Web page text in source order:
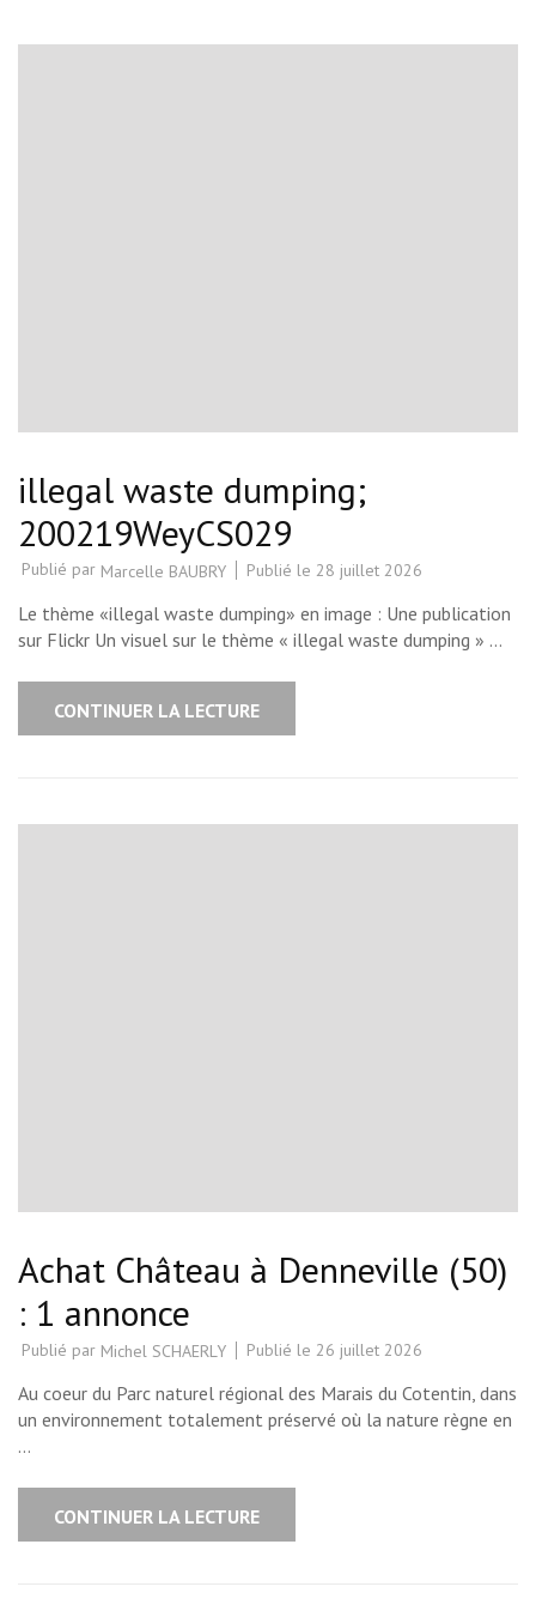
illegal waste dumping;
200219WeyCS029
Publié par Marcelle BAUBRY Publié le 28 juillet 2026
Le thème «illegal waste dumping» en image : Une publication
sur Flickr Un visuel sur le thème « illegal waste dumping » …
CONTINUER LA LECTURE
Achat Château à Denneville (50)
: 1 annonce
Publié par Michel SCHAERLY Publié le 26 juillet 2026
Au coeur du Parc naturel régional des Marais du Cotentin, dans
un environnement totalement préservé où la nature règne en
…
CONTINUER LA LECTURE